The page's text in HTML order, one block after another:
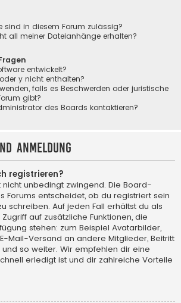
sind in diesem Forum zulässig?
all meiner Dateianhänge erhalten?
entwickelt?
y nicht enthalten?
falls es Beschwerden oder juristische
gibt?
des Boards kontaktieren?
Anmeldung
registrieren?
nicht unbedingt zwingend. Die Board-
Forums entscheidet, ob du registriert sein
schreiben. Auf jeden Fall erhältst du als
auf zusätzliche Funktionen, die
stehen: zum Beispiel Avatarbilder,
Mail-Versand an andere Mitglieder, Beitritt
so weiter. Wir empfehlen dir eine
erledigt ist und dir zahlreiche Vorteile